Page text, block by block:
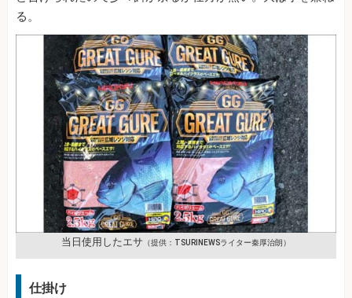
る。
当日使用したエサ （提供：TSURINEWSライター秦厚治朗）
仕掛け